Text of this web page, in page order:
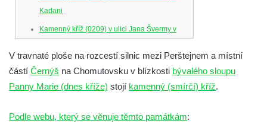
Kadani
Kamenný kříž (0209) v ulici Jana Švermy v
Křížový kámen Hanse Kleinerta (0529) u
kostela svaté Anny v Jablonci nad Nisou
Dubé
V travnaté ploše na rozcestí silnic mezi Perštejnem a místní
částí Černýš na Chomutovsku v blízkosti bývalého sloupu
Panny Marie (dnes kříže) stojí kamenný (smírčí) kříž.
Podle webu, který se věnuje těmto památkám: